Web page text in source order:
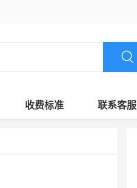
收费标准 联系客服